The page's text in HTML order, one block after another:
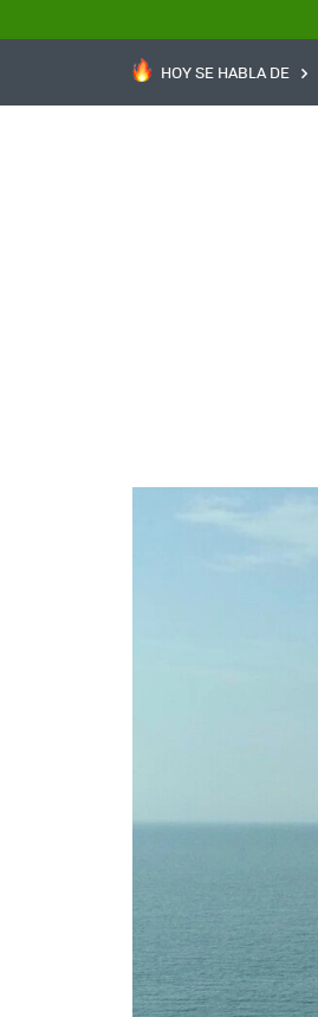
HOY SE HABLA DE